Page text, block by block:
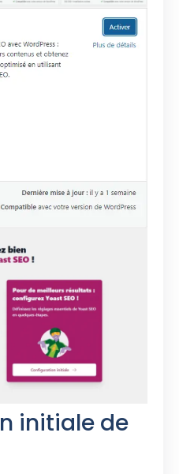
initiale de